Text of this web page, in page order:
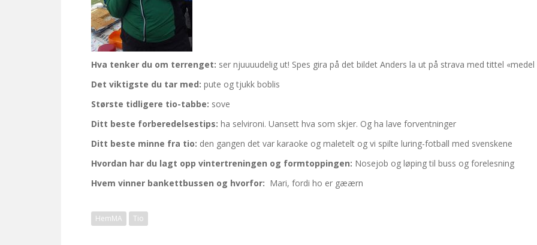
Hva tenker du om terrenget: ser njuuuudelig ut! Spes gira på det bildet Anders la ut på strava med tittel
Det viktigste du tar med: pute og tjukk boblis
Største tidligere tio-tabbe: sove
Ditt beste forberedelsestips: ha selvironi. Uansett hva som skjer. Og ha lave forventninger
Ditt beste minne fra tio: den gangen det var karaoke og maletelt og vi spilte luring-fotball med svenskene
Hvordan har du lagt opp vintertreningen og formtoppingen: Nosejob og løping til buss og forelesning
Hvem vinner bankettbussen og hvorfor: Mari, fordi ho er gæærn
HemMA Tio